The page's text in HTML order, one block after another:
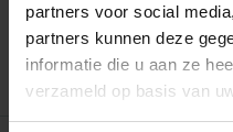
partners voor social
partners kunnen deze
informatie die u aan ze
verzameld op basis van